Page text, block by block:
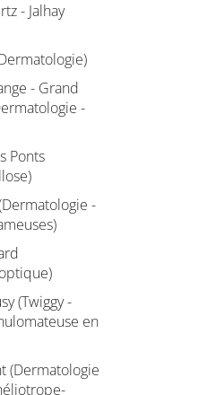
- Jalhay
- Grand
-
Ponts
-
(Twiggy -
en
(Dermatologie